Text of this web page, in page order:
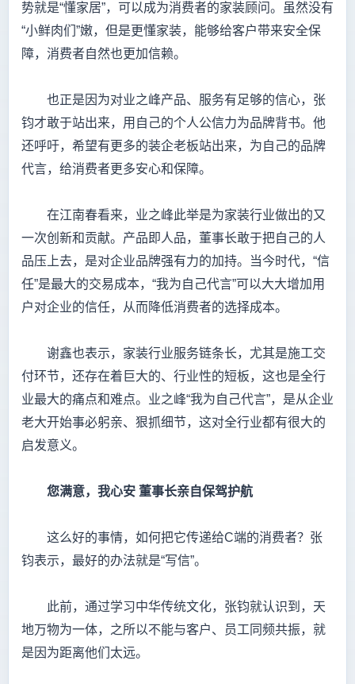
势就是“懂家居”，可以成为消费者的家装顾问。虽然没有
“小鲜肉们”嫩，但是更懂家装，能够给客户带来安全保
障，消费者自然也更加信赖。
也正是因为对业之峰产品、服务有足够的信心，张
钧才敢于站出来，用自己的个人公信力为品牌背书。他
还呼吁，希望有更多的装企老板站出来，为自己的品牌
代言，给消费者更多安心和保障。
在江南春看来，业之峰此举是为家装行业做出的又
一次创新和贡献。产品即人品，董事长敢于把自己的人
品压上去，是对企业品牌强有力的加持。当今时代，“信
任”是最大的交易成本，“我为自己代言”可以大大增加用
户对企业的信任，从而降低消费者的选择成本。
谢鑫也表示，家装行业服务链条长，尤其是施工交
付环节，还存在着巨大的、行业性的短板，这也是全行
业最大的痛点和难点。业之峰“我为自己代言”，是从企业
老大开始事必躬亲、狠抓细节，这对全行业都有很大的
启发意义。
您满意，我心安 董事长亲自保驾护航
这么好的事情，如何把它传递给C端的消费者？张
钧表示，最好的办法就是“写信”。
此前，通过学习中华传统文化，张钧就认识到，天
地万物为一体，之所以不能与客户、员工同频共振，就
是因为距离他们太远。